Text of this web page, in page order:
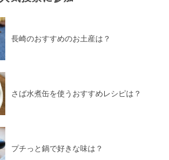
長崎のおすすめのお土産は？
さば水煮缶を使うおすすめレシピは？
プチっと鍋で好きな味は？